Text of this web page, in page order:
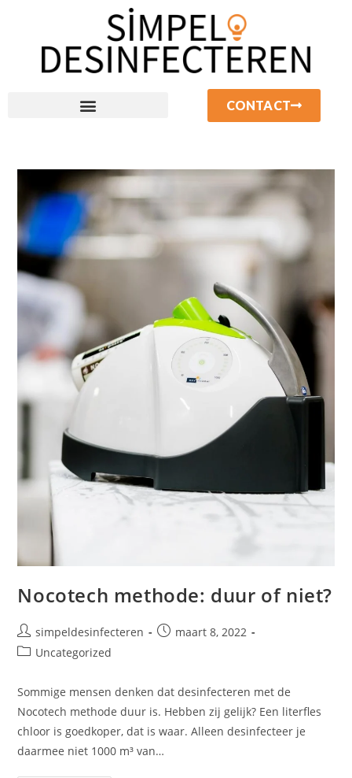
CONTACT
Nocotech methode: duur of niet?
simpeldesinfecteren
maart 8, 2022
Uncategorized
Sommige mensen denken dat desinfecteren met de
Nocotech methode duur is. Hebben zij gelijk? Een literfles
chloor is goedkoper, dat is waar. Alleen desinfecteer je
daarmee niet 1000 m³ van…